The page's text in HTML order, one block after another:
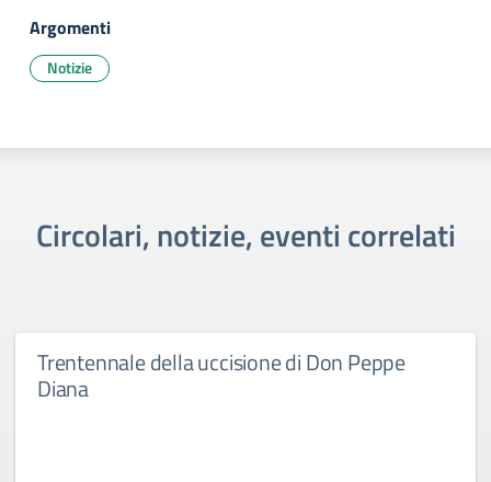
Argomenti
Notizie
Circolari, notizie, eventi correlati
Trentennale della uccisione di Don Peppe
Diana